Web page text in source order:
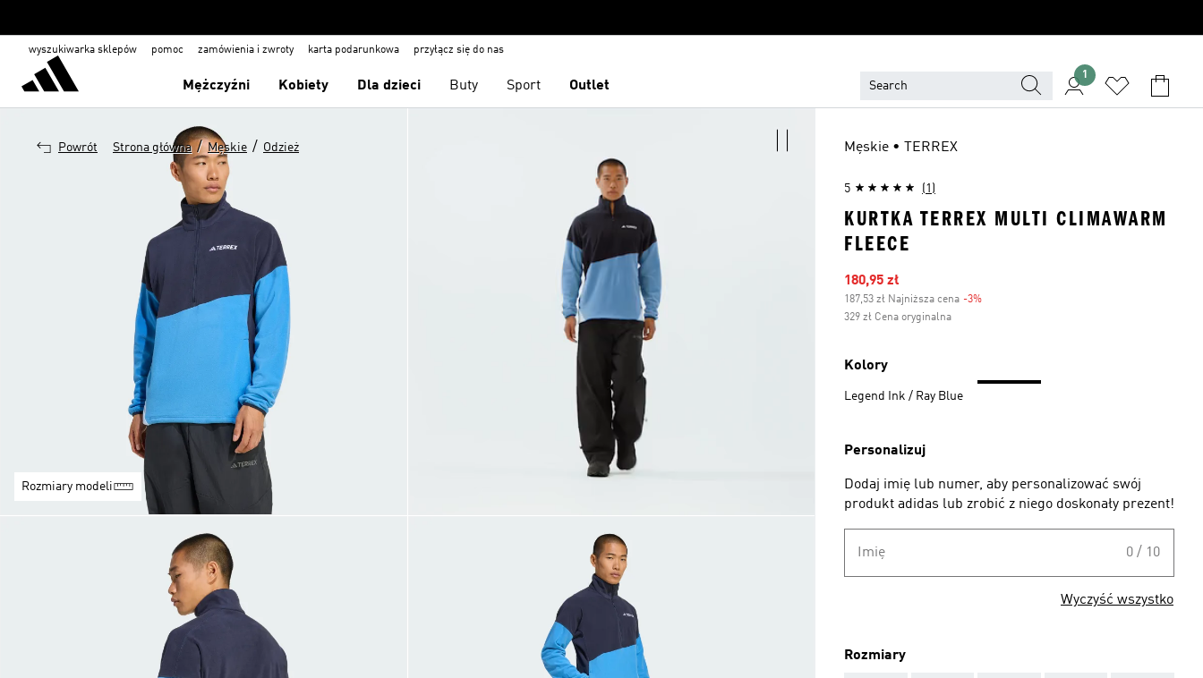
wyszukiwarka sklepów pomoc zamówienia i zwroty karta podarunkowa przyłącz się do nas
Mężczyźni Kobiety Dla dzieci Buty Sport Outlet
1
Powrót Strona główna / Męskie / Odzież
Rozmiary modeli
Męskie • TERREX
5 (1)
KURTKA TERREX MULTI CLIMAWARM
FLEECE
Ceny na wyprzedaży
180,95 zł
187,53 zł Najniższa cena -3%
329 zł Cena oryginalna
Kolory
Legend Ink / Ray Blue
Personalizuj
Dodaj imię lub numer, aby personalizować swój
produkt adidas lub zrobić z niego doskonały prezent!
Imię 0 / 10
Wyczyść wszystko
Rozmiary